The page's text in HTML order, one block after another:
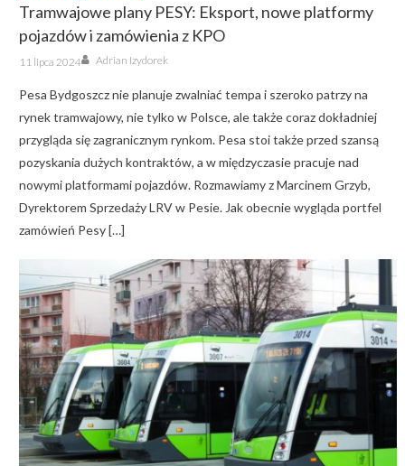
Tramwajowe plany PESY: Eksport, nowe platformy
pojazdów i zamówienia z KPO
Posted
on
11 lipca 2024 Author
Adrian Izydorek
Pesa Bydgoszcz nie planuje zwalniać tempa i szeroko patrzy na
rynek tramwajowy, nie tylko w Polsce, ale także coraz dokładniej
przygląda się zagranicznym rynkom. Pesa stoi także przed szansą
pozyskania dużych kontraktów, a w międzyczasie pracuje nad
nowymi platformami pojazdów. Rozmawiamy z Marcinem Grzyb,
Dyrektorem Sprzedaży LRV w Pesie. Jak obecnie wygląda portfel
zamówień Pesy […]